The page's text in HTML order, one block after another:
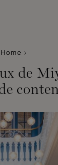
Home
de